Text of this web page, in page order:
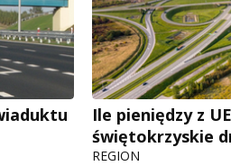
Ile pieniędzy z
świętokrzyskie
REGION